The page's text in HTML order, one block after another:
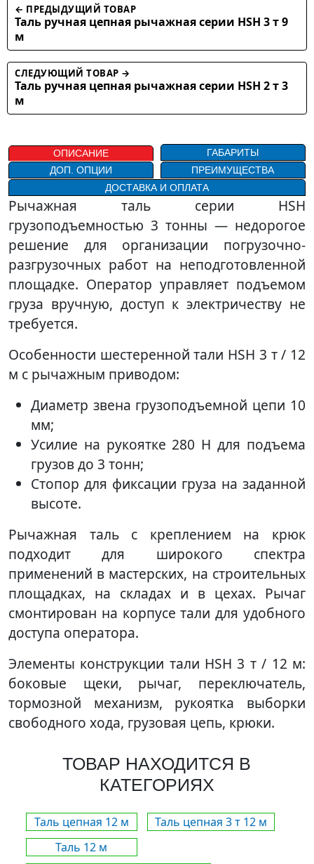
← ПРЕДЫДУЩИЙ ТОВАР
Таль ручная цепная рычажная серии HSH 3 т 9
м
СЛЕДУЮЩИЙ ТОВАР →
Таль ручная цепная рычажная серии HSH 2 т 3
м
ОПИСАНИЕ
ГАБАРИТЫ
ДОП. ОПЦИИ
ПРЕИМУЩЕСТВА
ДОСТАВКА И ОПЛАТА
Рычажная таль серии HSH
грузоподъемностью 3 тонны — недорогое
решение для организации погрузочно-
разгрузочных работ на неподготовленной
площадке. Оператор управляет подъемом
груза вручную, доступ к электричеству не
требуется.
Особенности шестеренной тали HSH 3 т / 12
м с рычажным приводом:
Диаметр звена грузоподъемной цепи 10
мм;
Усилие на рукоятке 280 H для подъема
грузов до 3 тонн;
Стопор для фиксации груза на заданной
высоте.
Рычажная таль с креплением на крюк
подходит для широкого спектра
применений в мастерских, на строительных
площадках, на складах и в цехах. Рычаг
смонтирован на корпусе тали для удобного
доступа оператора.
Элементы конструкции тали HSH 3 т / 12 м:
боковые щеки, рычаг, переключатель,
тормозной механизм, рукоятка выборки
свободного хода, грузовая цепь, крюки.
ТОВАР НАХОДИТСЯ В
КАТЕГОРИЯХ
Таль цепная 12 м
Таль цепная 3 т 12 м
Таль 12 м